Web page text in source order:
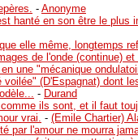
- Anonyme
hanté en son être le plus
elle même, longtemps
de l'onde (continue)
une "mécanique
(D'Espagnat) dont
- Durand
ils sont, et il faut
vrai. - (Emile Chartier)
par l'amour ne mourra